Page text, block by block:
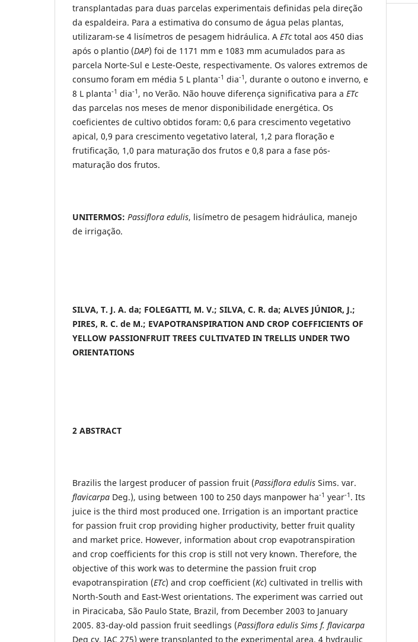
transplantadas para duas parcelas experimentais definidas pela direção
da espaldeira. Para a estimativa do consumo de água pelas plantas,
utilizaram-se 4 lisímetros de pesagem hidráulica. A ETctotal aos 450 dias
após o plantio (DAP) foi de 1171 mm e 1083 mm acumulados para as
parcela Norte-Sul e Leste-Oeste, respectivamente. Os valores extremos de
consumo foram em média 5 L planta-1 dia-1 , durante o outono e inverno, e
8 L planta-1 dia-1 , no Verão. Não houve diferença significativa para a ETc
das parcelas nos meses de menor disponibilidade energética. Os
coeficientes de cultivo obtidos foram: 0,6 para crescimento vegetativo
apical, 0,9 para crescimento vegetativo lateral, 1,2 para floração e
frutificação, 1,0 para maturação dos frutos e 0,8 para a fase pós-
maturação dos frutos.
UNITERMOS: Passiflora edulis, lisímetro de pesagem hidráulica, manejo
de irrigação.
SILVA, T. J. A. da; FOLEGATTI, M. V.; SILVA, C. R. da; ALVES JÚNIOR, J.;
PIRES, R. C. de M.; EVAPOTRANSPIRATION AND CROP COEFFICIENTS OF
YELLOW PASSIONFRUIT TREES CULTIVATED IN TRELLIS UNDER TWO
ORIENTATIONS
2 ABSTRACT
Brazilis the largest producer of passion fruit (Passiflora edulis Sims. var.
flavicarpa Deg.), using between 100 to 250 days manpower ha-1 year-1 . Its
juice is the third most produced one. Irrigation is an important practice
for passion fruit crop providing higher productivity, better fruit quality
and market price. However, information about crop evapotranspiration
and crop coefficients for this crop is still not very known. Therefore, the
objective of this work was to determine the passion fruit crop
evapotranspiration (ETc) and crop coefficient (Kc) cultivated in trellis with
North-South and East-West orientations. The experiment was carried out
in Piracicaba, São Paulo State, Brazil, from December 2003 to January
2005. 83-day-old passion fruit seedlings (Passiflora edulis Sims f. flavicarpa
Deg cv. IAC 275) were transplanted to the experimental area. 4 hydraulic